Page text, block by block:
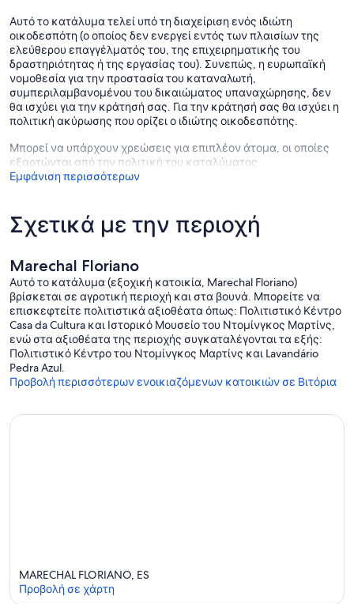
Αυτό το κατάλυμα τελεί υπό τη διαχείριση ενός ιδιώτη
οικοδεσπότη (ο οποίος δεν ενεργεί εντός των πλαισίων της
ελεύθερου επαγγέλματός του, της επιχειρηματικής του
δραστηριότητας ή της εργασίας του). Συνεπώς, η ευρωπαϊκή
νομοθεσία για την προστασία του καταναλωτή,
συμπεριλαμβανομένου του δικαιώματος υπαναχώρησης, δεν
θα ισχύει για την κράτησή σας. Για την κράτησή σας θα ισχύει η
πολιτική ακύρωσης που ορίζει ο ιδιώτης οικοδεσπότης.
Μπορεί να υπάρχουν χρεώσεις για επιπλέον άτομα, οι οποίες
εξαρτώνται από την πολιτική του καταλύματος
Εμφάνιση περισσότερων
Σχετικά με την περιοχή
Marechal Floriano
Αυτό το κατάλυμα (εξοχική κατοικία, Marechal Floriano)
βρίσκεται σε αγροτική περιοχή και στα βουνά. Μπορείτε να
επισκεφτείτε πολιτιστικά αξιοθέατα όπως: Πολιτιστικό Κέντρο
Casa da Cultura και Ιστορικό Μουσείο του Ντομίνγκος Μαρτίνς,
ενώ στα αξιοθέατα της περιοχής συγκαταλέγονται τα εξής:
Πολιτιστικό Κέντρο του Ντομίνγκος Μαρτίνς και Lavandário
Pedra Azul.
Προβολή περισσότερων ενοικιαζόμενων κατοικιών σε Βιτόρια
MARECHAL FLORIANO, ES
Προβολή σε χάρτη